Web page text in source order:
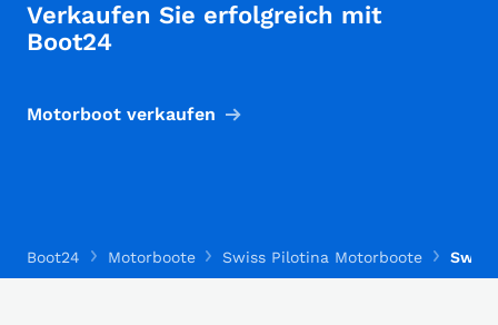
Verkaufen Sie erfolgreich mit
Boot24
Motorboot verkaufen
Boot24 Motorboote Swiss Pilotina Motorboote Swiss